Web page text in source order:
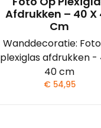
Afdrukken – 40 X
Cm
Wanddecoratie:
plexiglas afdrukken -
40 cm
€54,95